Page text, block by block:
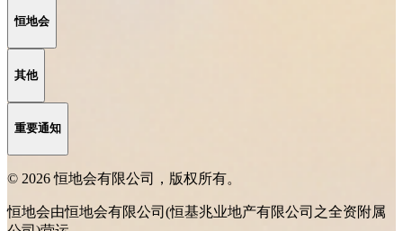
恒地会
其他
重要通知
© 2026 恒地会有限公司，版权所有。
恒地会由恒地会有限公司(恒基兆业地产有限公司之全资附属